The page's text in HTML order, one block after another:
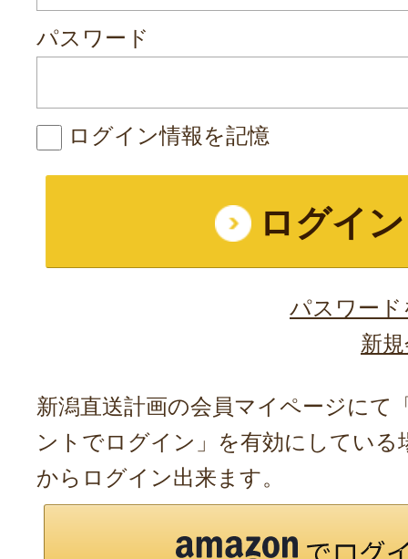
パスワード
ログイン情報を記憶
パスワー
新
新潟直送計画の会員マイページにて
ントでログイン」を有効にしている
からログイン出来ます。